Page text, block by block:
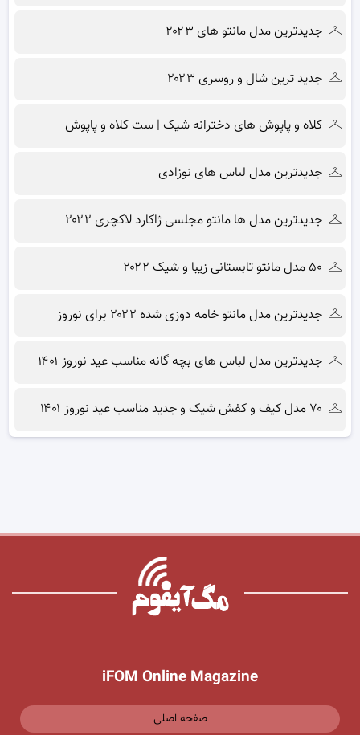
جدیدترین مدل مانتو های ۲۰۲۳
جدید ترین شال و روسری ۲۰۲۳
کلاه و پاپوش های دخترانه شیک | ست کلاه و پاپوش
جدیدترین مدل لباس های نوزادی
جدیدترین مدل ها مانتو مجلسی ژاکارد لاکچری ۲۰۲۲
۵۰ مدل مانتو تابستانی زیبا و شیک ۲۰۲۲
جدیدترین مدل مانتو خامه دوزی شده ۲۰۲۲ برای نوروز
جدیدترین مدل لباس های بچه گانه مناسب عید نوروز ۱۴۰۱
۷۰ مدل کیف و کفش شیک و جدید مناسب عید نوروز ۱۴۰۱
iFOM Online Magazine
صفحه اصلی